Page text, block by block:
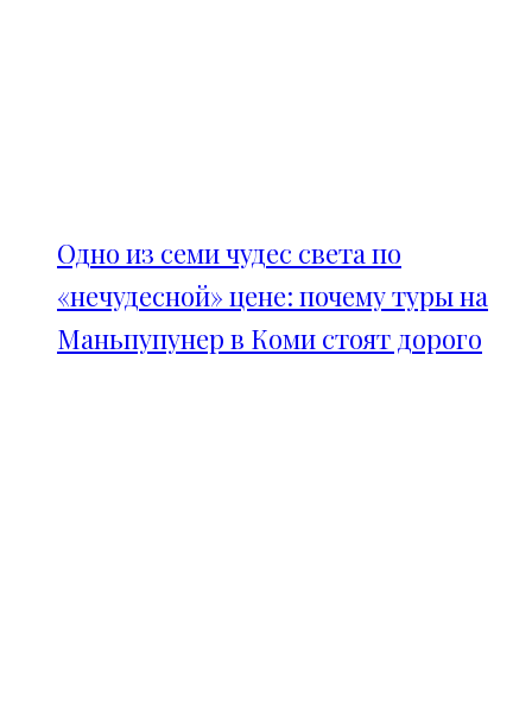
Одно из семи чудес света по
«нечудесной» цене: почему туры на
Маньпупунер в Коми стоят дорого